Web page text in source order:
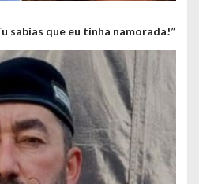
sabias que eu tinha namorada!”